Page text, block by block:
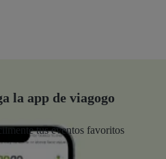
la app de viagogo
tus eventos favoritos